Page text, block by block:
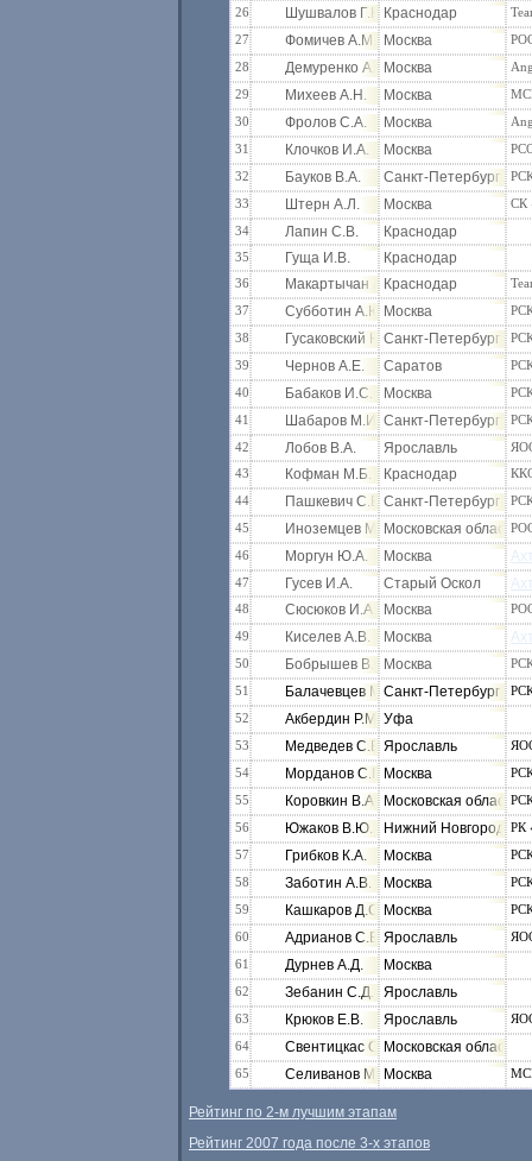
26
Шушвалов Г.Ю.Краснодар
27
Фомичев А.М. Москва
28
Демуренко А.В Москва
29
Михеев А.Н. Москва
30
Фролов С.А. Москва
31
Клочков И.А. Москва
32
Бауков В.А. Санкт-Петербург
33
Штерн А.Л. Москва
СК
34
Лапин С.В. Краснодар
35 Гуща И.В. Краснодар
36 Макартычан А.Ю.Краснодар
37
Субботин А.Ю. Москва
38
Гусаковский Н.К.Санкт-Петербург
39
Чернов А.Е. Саратов
40
Бабаков И.С. Москва
41
Шабаров М.И. Санкт-Петербург
42
Лобов В.А. Ярославль
43
Кофман М.Б. Краснодар
44
Пашкевич С.В. Санкт-Петербург
45
Иноземцев М.В.Московская область
46
Моргун Ю.А. Москва
47 Гусев И.А. Старый Оскол
48 Сюсюков И.А. Москва
49
Киселев А.В. Москва
50 Бобрышев В.С.Москва
51
Балачевцев М.П.Санкт-Петербург
52
Акбердин Р.М. Уфа
53 Медведев С.В. Ярославль
54
Морданов С.Г. Москва
55
Коровкин В.А. Московская область
56
Южаков В.Ю. Нижний Новгород
РК
57
Грибков К.А. Москва
58
Заботин А.В. Москва
59
Кашкаров Д.С. Москва
60
Адрианов С.Б. Ярославль
61
Дурнев А.Д. Москва
62 Зебанин С.Д. Ярославль
63 Крюков Е.В. Ярославль
64
Свентицкас О.О.Московская область
65 Селиванов М.В.Москва
Рейтинг по 2-м лучшим этапам
Рейтинг 2007 года после 3-х этапов